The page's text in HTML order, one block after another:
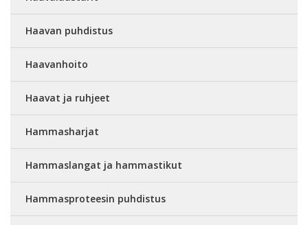
Haavan puhdistus
Haavanhoito
Haavat ja ruhjeet
Hammasharjat
Hammaslangat ja hammastikut
Hammasproteesin puhdistus